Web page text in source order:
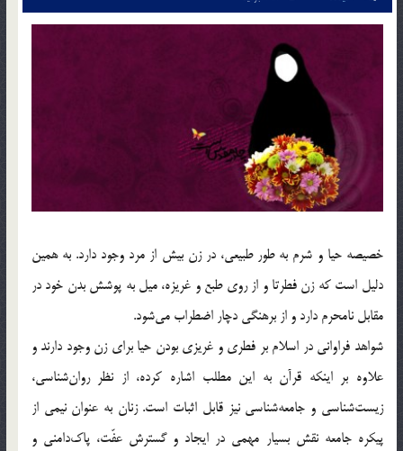
خصیصه حیا و شرم به طور طبیعی، در زن بیش از مرد وجود دارد. به همین
دلیل است که زن فطرتا و از روی طبع و غریزه، میل به پوشش بدن خود در
مقابل نامحرم دارد و از برهنگی دچار اضطراب می‌شود.
شواهد فراوانی در اسلام بر فطری و غریزی بودن حیا برای زن وجود دارند و
علاوه بر اینکه قرآن به این مطلب اشاره کرده، از نظر روان‌شناسی،
زیست‌شناسی و جامعه‌شناسی نیز قابل اثبات است. زنان به عنوان نیمی از
پیکره جامعه نقش بسیار مهمی در ایجاد و گسترش عفّت، پاک‌دامنی و